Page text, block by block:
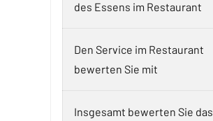
des Essens im Restaurant
Den Service im Restaurant
bewerten Sie mit
Insgesamt bewerten Sie das